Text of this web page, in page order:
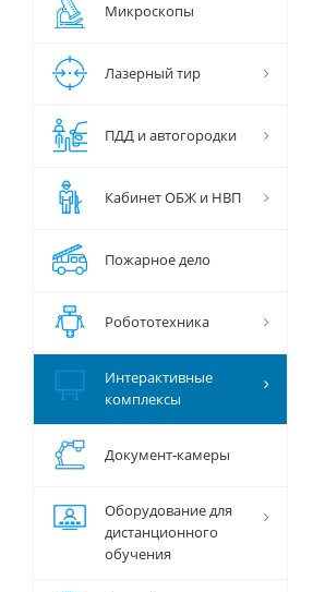
Микроскопы
Лазерный тир
ПДД и автогородки
Кабинет ОБЖ и НВП
Пожарное дело
Робототехника
Интерактивные
комплексы
Документ-камеры
Оборудование для
дистанционного
обучения